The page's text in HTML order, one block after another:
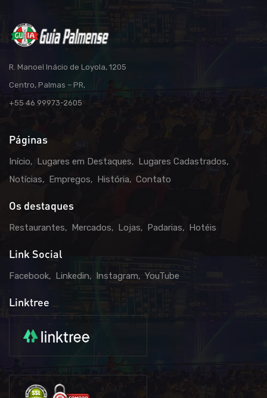
R. Manoel Inácio de Loyola, 1205
Centro, Palmas – PR,
+55 46 99973-2605
Páginas
Início Lugares em Destaques
Lugares Cadastrados
Notícias
Empregos História Contato
Os destaques
Restaurantes Mercados Lojas Padarias Hotéis
Link Social
Facebook Linkedin Instagram YouTube
Linktree